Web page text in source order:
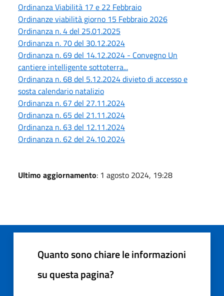
Ordinanza Viabilità 17 e 22 Febbraio
Ordinanze viabilità giorno 15 Febbraio 2026
Ordinanza n. 4 del 25.01.2025
Ordinanza n. 70 del 30.12.2024
Ordinanza n. 69 del 14.12.2024 - Convegno Un
cantiere intelligente sottoterra...
Ordinanza n. 68 del 5.12.2024 divieto di accesso e
sosta calendario natalizio
Ordinanza n. 67 del 27.11.2024
Ordinanza n. 65 del 21.11.2024
Ordinanza n. 63 del 12.11.2024
Ordinanza n. 62 del 24.10.2024
Ultimo aggiornamento: 1 agosto 2024, 19:28
Quanto sono chiare le informazioni
su questa pagina?